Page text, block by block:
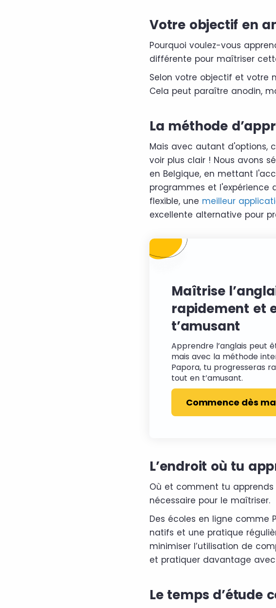
Votre objectif en
Pourquoi voulez-vous
différente pour maîtriser
Selon votre objectif et votre
Cela peut paraître anodin,
La méthode
Mais avec autant d'options,
voir plus clair ! Nous avons
en Belgique, en mettant
programmes et l'expérience
flexible, une meilleur
excellente alternative pour
Maîtrise
rapidement et
t’amusant
Apprendre l’anglais peut
mais avec la méthode
Papora, tu progresseras
tout en t’amusant.
Commence dès
L’endroit où tu
Où et comment tu
nécessaire pour le maîtriser.
Des écoles en ligne comme
natifs et une pratique
minimiser l’utilisation de
et pratiquer davantage
Le temps d’étude